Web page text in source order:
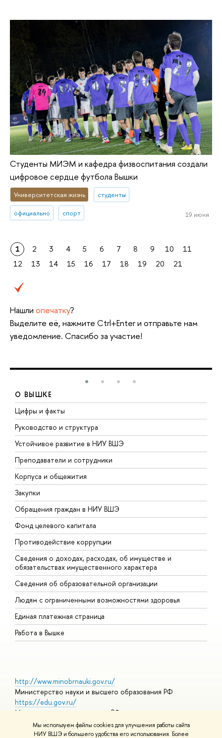
Мы используем файлы cookies для улучшения работы сайта
НИУ ВШЭ и большего удобства его использования. Более
Студенты МИЭМ и кафедра физвоспитания создали
цифровое сердце футбола Вышки
Университетская жизнь студенты
официально спорт 19 июня
1 2 3 4 5 6 7 8 9 10
11
12
13 14 15 16 17 18 19 20 21
Нашли опечатку?
Выделите её, нажмите Ctrl+Enter и отправьте нам
уведомление. Спасибо за участие!
О ВЫШКЕ
Цифры и факты
Руководство и структура
Устойчивое развитие в НИУ ВШЭ
Преподаватели и сотрудники
Корпуса и общежития
Закупки
Обращения граждан в НИУ ВШЭ
Фонд целевого капитала
Противодействие коррупции
Сведения о доходах, расходах, об имуществе и
обязательствах имущественного характера
Сведения об образовательной организации
Людям с ограниченными возможностями здоровья
Единая платежная страница
Работа в Вышке
http://www.minobrnauki.gov.ru/
Министерство науки и высшего образования РФ
https://edu.gov.ru/
Министерство просвещения РФ
https://elearning.hse.ru/mooc
Массовые открытые онлайн-курсы